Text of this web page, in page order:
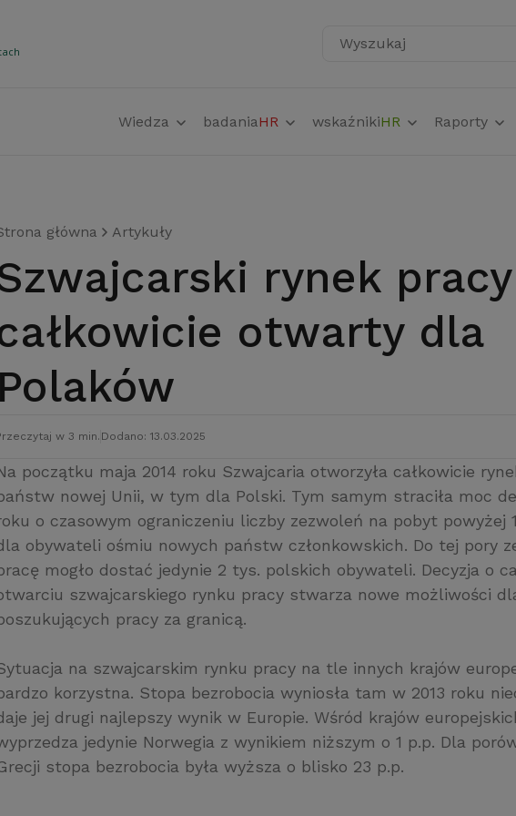
Wyszukaj
Wiedza badaniaHR wskaźnikiHR Raporty
główna Artykuły
pracy
otwarty dla
Polaków
w 3 min. Dodano: 13.03.2025
początku maja 2014 roku Szwajcaria otworzyła całkowicie
nowej Unii, w tym dla Polski. Tym samym straciła moc
o czasowym ograniczeniu liczby zezwoleń na pobyt powyżej
obywateli ośmiu nowych państw członkowskich. Do tej pory
mogło dostać jedynie 2 tys. polskich obywateli. Decyzja o
szwajcarskiego rynku pracy stwarza nowe możliwości
pracy za granicą.
na szwajcarskim rynku pracy na tle innych krajów
korzystna. Stopa bezrobocia wyniosła tam w 2013 roku
jej drugi najlepszy wynik w Europie. Wśród krajów
jedynie Norwegia z wynikiem niższym o 1 p.p. Dla
stopa bezrobocia była wyższa o blisko 23 p.p.